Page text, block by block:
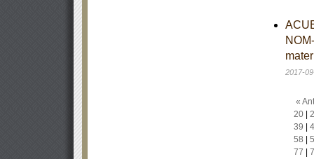
2017-
«
20|
39
58
77